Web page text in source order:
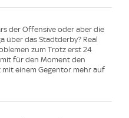
der Offensive oder aber die
über das Stadtderby? Real
zum Trotz erst 24
für den Moment den
mit einem Gegentor mehr auf